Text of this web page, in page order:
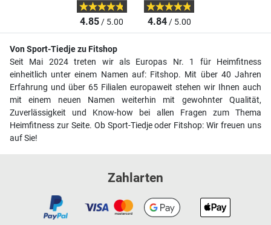
4.85/ 5.00 4.84/ 5.00
Von Sport-Tiedje zu Fitshop
Seit Mai 2024 treten wir als Europas Nr. 1 für Heimfitness
einheitlich unter einem Namen auf: Fitshop. Mit über 40 Jahren
Erfahrung und über 65 Filialen europaweit stehen wir Ihnen auch
mit einem neuen Namen weiterhin mit gewohnter Qualität,
Zuverlässigkeit und Know-how bei allen Fragen zum Thema
Heimfitness zur Seite. Ob Sport-Tiedje oder Fitshop: Wir freuen uns
auf Sie!
Zahlarten